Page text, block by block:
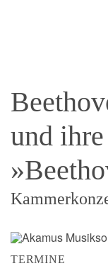
und
TERMINE